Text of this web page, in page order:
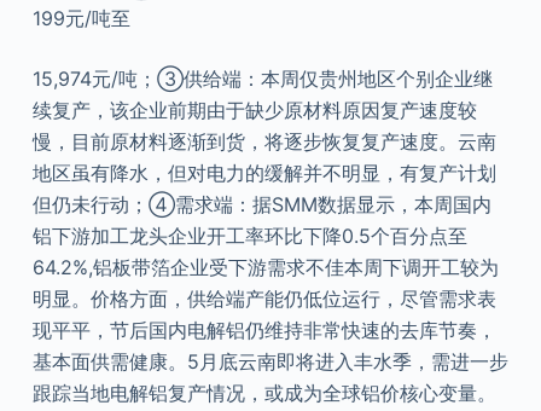
199元/吨至
15,974元/吨；③供给端：本周仅贵州地区个别企业继
续复产，该企业前期由于缺少原材料原因复产速度较
慢，目前原材料逐渐到货，将逐步恢复复产速度。云南
地区虽有降水，但对电力的缓解并不明显，有复产计划
但仍未行动；④需求端：据SMM数据显示，本周国内
铝下游加工龙头企业开工率环比下降0.5个百分点至
64.2%,铝板带箔企业受下游需求不佳本周下调开工较为
明显。价格方面，供给端产能仍低位运行，尽管需求表
现平平，节后国内电解铝仍维持非常快速的去库节奏，
基本面供需健康。5月底云南即将进入丰水季，需进一步
跟踪当地电解铝复产情况，或成为全球铝价核心变量。